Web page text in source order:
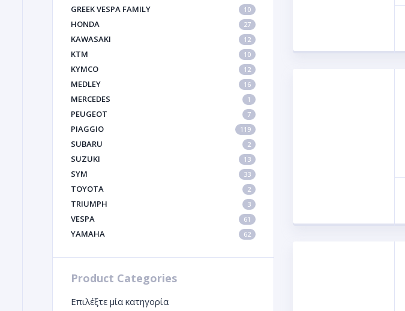
GREEK VESPA FAMILY 10
HONDA 27
KAWASAKI 12
KTM 10
KYMCO 12
MEDLEY 16
MERCEDES 1
PEUGEOT 7
PIAGGIO 119
SUBARU 2
SUZUKI 13
SYM 33
TOYOTA 2
TRIUMPH 3
VESPA 61
YAMAHA 62
Product Categories
Επιλέξτε μία κατηγορία